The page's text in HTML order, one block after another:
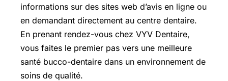
informations sur des sites web d’avis en ligne ou
en demandant directement au centre dentaire.
En prenant rendez-vous chez VYV Dentaire,
vous faites le premier pas vers une meilleure
santé bucco-dentaire dans un environnement de
soins de qualité.